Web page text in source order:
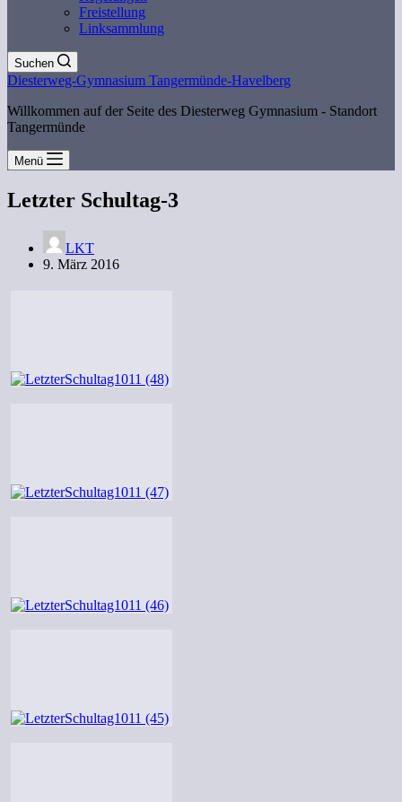
Freistellung
Linksammlung
Suchen
Diesterweg-Gymnasium Tangermünde-Havelberg
Willkommen auf der Seite des Diesterweg Gymnasium - Standort
Tangermünde
Menü
Letzter Schultag-3
LKT
9. März 2016